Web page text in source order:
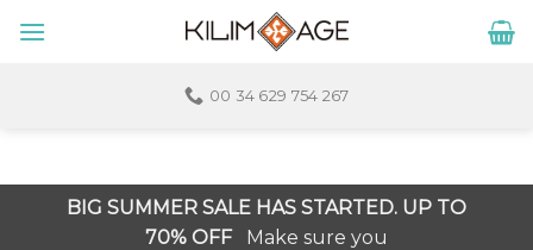
00 34 629 754 267
BIG SUMMER SALE HAS STARTED. UP TO
70% OFF Make sure you